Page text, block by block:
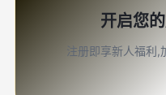
开启您
注册即享新人福利,